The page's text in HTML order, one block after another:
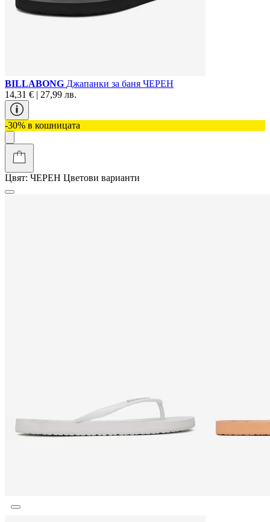
BILLABONG Джапанки за баня ЧЕРЕН
14,31 € | 27,99 лв.
-30% в кошницата
Цвят: ЧЕРЕН Цветови варианти